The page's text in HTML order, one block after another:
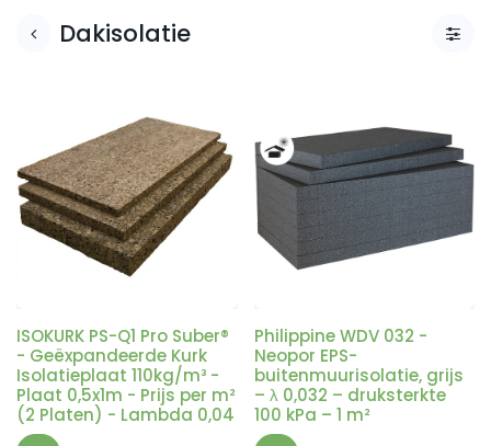
Dakisolatie
ISOKURK PS-Q1 Pro Suber®
- Geëxpandeerde Kurk
Isolatieplaat 110kg/m³ -
Plaat 0,5x1m - Prijs per m²
(2 Platen) - Lambda 0,04
Philippine WDV 032 -
Neopor EPS-
buitenmuurisolatie, grijs
– λ 0,032 – druksterkte
100 kPa – 1 m²